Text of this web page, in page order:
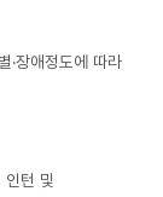
·장애정도에 따라
인턴 및